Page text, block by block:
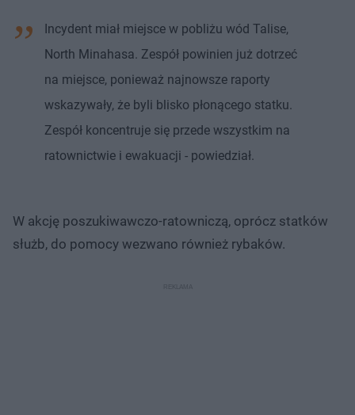
Incydent miał miejsce w pobliżu wód Talise,
North Minahasa. Zespół powinien już dotrzeć
na miejsce, ponieważ najnowsze raporty
wskazywały, że byli blisko płonącego statku.
Zespół koncentruje się przede wszystkim na
ratownictwie i ewakuacji - powiedział.
W akcję poszukiwawczo-ratowniczą, oprócz statków
służb, do pomocy wezwano również rybaków.